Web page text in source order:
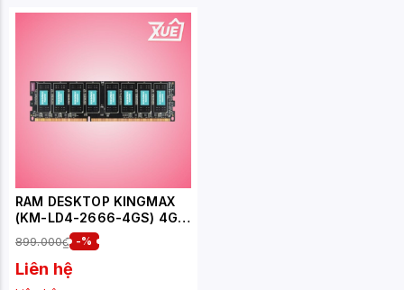
RAM DESKTOP KINGMAX
(KM-LD4-2666-4GS) 4GB
(1X4GB) DDR4 2666MHZ
899.000₫ -%
Liên hệ